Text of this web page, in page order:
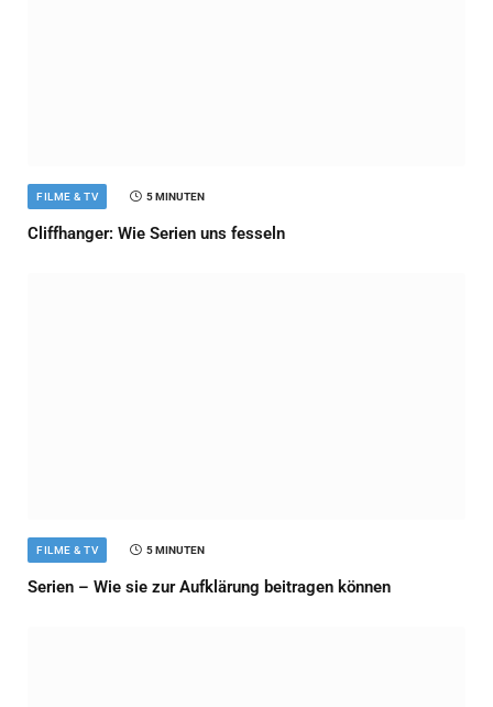
FILME & TV 5 MINUTEN
Cliffhanger: Wie Serien uns fesseln
FILME & TV 5 MINUTEN
Serien – Wie sie zur Aufklärung beitragen können